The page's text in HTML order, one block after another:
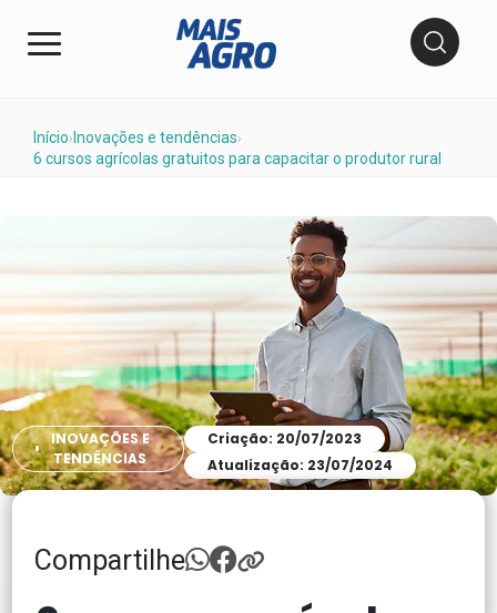
Início› Inovações e tendências›
6 cursos agrícolas gratuitos para capacitar o produtor rural
INOVAÇÕES E
TENDÊNCIAS
Criação: 20/07/2023
Atualização: 23/07/2024
Compartilhe